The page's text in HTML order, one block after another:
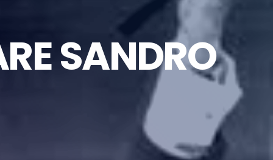
SANDRO